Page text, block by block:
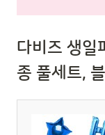
다비즈 생일
종 풀세트,